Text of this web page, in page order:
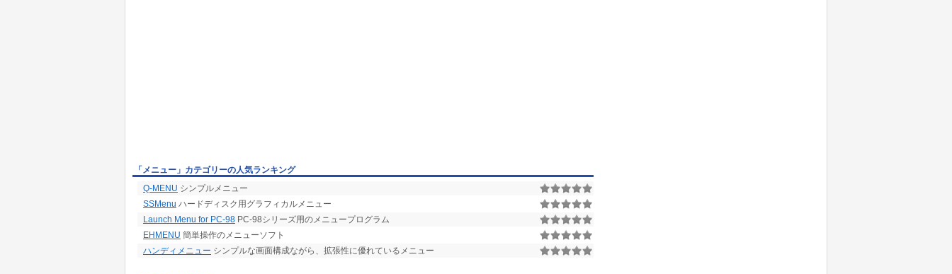
「メニュー」カテゴリーの人気ランキング
Q-MENU シンプルメニュー
SSMenu ハードディスク用グラフィカルメニュー
Launch Menu for PC-98 PC-98シリーズ用のメニュープログラム
EHMENU 簡単操作のメニューソフト
ハンディメニュー シンプルな画面構成ながら、拡張性に優れているメニュー